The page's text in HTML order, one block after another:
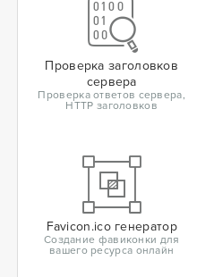
Проверка заголовков
сервера
Проверка ответов сервера,
HTTP заголовков
Favicon.ico генератор
Создание фавиконки для
вашего ресурса онлайн